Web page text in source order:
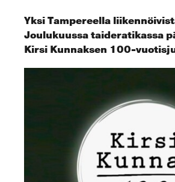
Yksi Tampereella
Joulukuussa taideratikassa
Kirsi Kunnaksen 100-